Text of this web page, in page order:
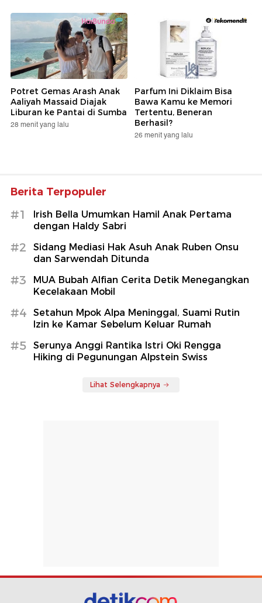
Potret Gemas Arash Anak
Aaliyah Massaid Diajak
Liburan ke Pantai di Sumba
28 menit yang lalu
Parfum Ini Diklaim Bisa
Bawa Kamu ke Memori
Tertentu, Beneran
Berhasil?
26 menit yang lalu
Berita Terpopuler
#1
Irish Bella Umumkan Hamil Anak Pertama
dengan Haldy Sabri
#2
Sidang Mediasi Hak Asuh Anak Ruben Onsu
dan Sarwendah Ditunda
#3
MUA Bubah Alfian Cerita Detik Menegangkan
Kecelakaan Mobil
#4
Setahun Mpok Alpa Meninggal, Suami Rutin
Izin ke Kamar Sebelum Keluar Rumah
#5
Serunya Anggi Rantika Istri Oki Rengga
Hiking di Pegunungan Alpstein Swiss
Lihat Selengkapnya